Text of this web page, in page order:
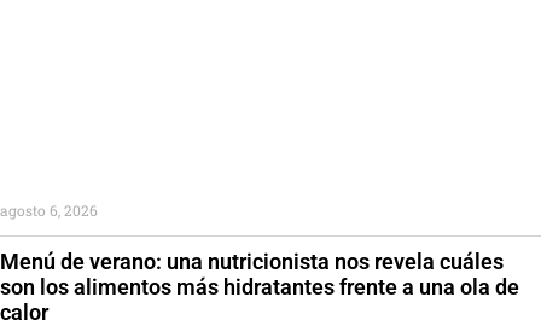
Menú de verano: una nutricionista nos revela cuáles
son los alimentos más hidratantes frente a una ola de
calor
agosto 6, 2026